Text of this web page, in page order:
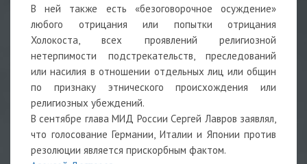
В ней также есть «безоговорочное осуждение»
любого отрицания или попытки отрицания
Холокоста, всех проявлений религиозной
нетерпимости подстрекательств, преследований
или насилия в отношении отдельных лиц или общин
по признаку этнического происхождения или
религиозных убеждений.
В сентябре глава МИД России Сергей Лавров заявлял,
что голосование Германии, Италии и Японии против
резолюции является прискорбным фактом.